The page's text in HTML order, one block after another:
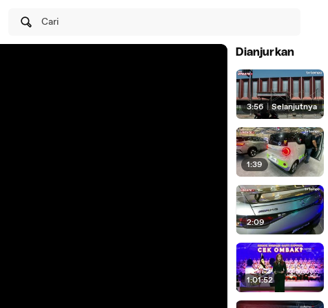
Cari
Dianjurkan
3:56 | Selanjutnya
1:39
2:09
1:01:52